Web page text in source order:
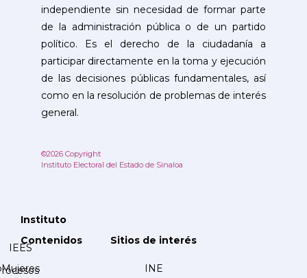
independiente sin necesidad de formar parte
de la administración pública o de un partido
político. Es el derecho de la ciudadanía a
participar directamente en la toma y ejecución
de las decisiones públicas fundamentales, así
como en la resolución de problemas de interés
general.
©2026 Copyright
Instituto Electoral del Estado de Sinaloa
Instituto
IEES
Contenidos
Mujeres
Sitios de interés
INE